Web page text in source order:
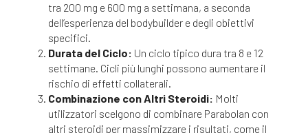
tra 200 mg e 600 mg a settimana, a seconda
dell’esperienza del bodybuilder e degli obiettivi
specifici.
Durata del Ciclo: Un ciclo tipico dura tra 8 e 12
settimane. Cicli più lunghi possono aumentare il
rischio di effetti collaterali.
Combinazione con Altri Steroidi: Molti
utilizzatori scelgono di combinare Parabolan con
altri steroidi per massimizzare i risultati, come il